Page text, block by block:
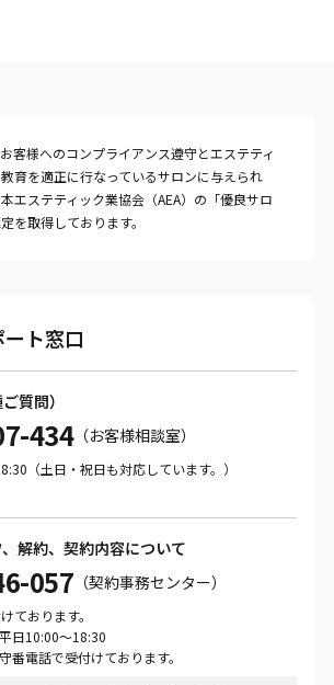
客様へのコンプライアンス遵守とエステティ
育を適正に行なっているサロンに与えられ
エステティック業協会（AEA）の「優良サロ
を取得しております。
ト窓口
質問）
434（お客様相談室）
（土日・祝日も対応しています。）
解約、契約内容について
057 （契約事務センター）
ております。
日10:00～18:30
番電話で受付けております。